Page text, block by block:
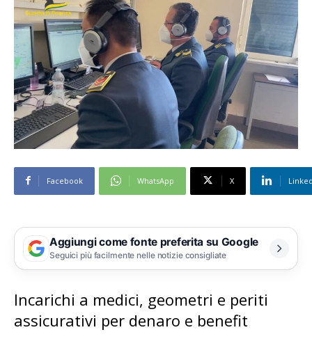
Facebook WhatsApp X
Aggiungi come fonte preferita su Google
Seguici più facilmente nelle notizie consigliate
Incarichi a medici, geometri e periti
assicurativi per denaro e benefit